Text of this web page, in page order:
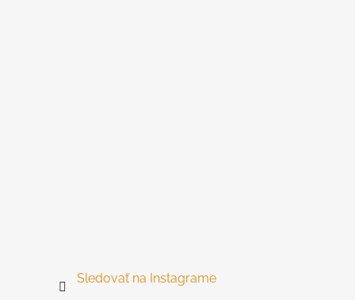
Sledovať na Instagrame